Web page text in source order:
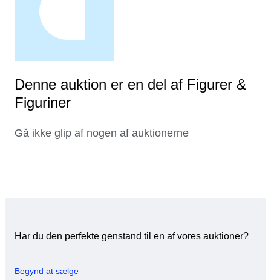
Denne auktion er en del af Figurer &
Figuriner
Gå ikke glip af nogen af auktionerne
Har du den perfekte genstand til en af vores auktioner?
Begynd at sælge